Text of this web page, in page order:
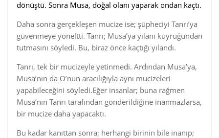
dönüştü. Sonra Musa, doğal olanı yaparak ondan kaçtı.
Daha sonra gerçekleşen mucize ise; şüpheciyi Tanrı’ya
güvenmeye yöneltti. Tanrı; Musa’ya yılanı kuyruğundan
tutmasını söyledi. Bu, biraz önce kaçtığı yılandı.
Tanrı, tek bir mucizeyle yetinmedi. Ardından Musa’ya,
Musa’nın da O’nun aracılığıyla aynı mucizeleri
yapabileceğini söyledi.Eğer insanlar; buna rağmen
Musa’nın Tanrı tarafından gönderildiğine inanmazlarsa,
bir mucize daha yapacaktı.
Bu kadar kanıttan sonra; herhangi birinin bile inanıp;